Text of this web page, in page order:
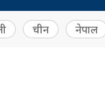
चीन नेपाल